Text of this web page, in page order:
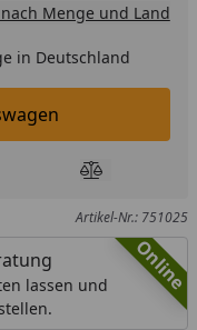
Menge und Land
in Deutschland
legen
hinzufügenProdukt
Artikel-Nr.: 751025
Online
lassen und